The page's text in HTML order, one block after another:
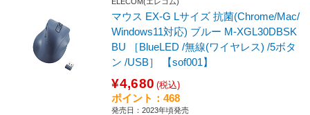
マウス EX-G Lサイズ 抗菌(Chrome/Mac/
Windows11対応) ブルー M-XGL30DBSK
BU ［BlueLED /無線(ワイヤレス) /5ボタ
ン /USB］ 【sof001】
¥4,680 (税込)
ポイント：468
発売日：2023年頃発売